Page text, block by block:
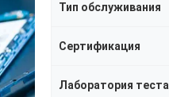
Тип обслуживания
Сертификация
Лаборатория теста